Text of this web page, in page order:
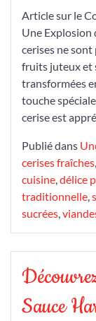
de
et
Article sur le
Une Explosion
cerises ne
fruits juteux et
transformées
touche
cerise est
Publié dans
cerises fraîches
cuisine délice
traditionnelle
sucrées
Sauce